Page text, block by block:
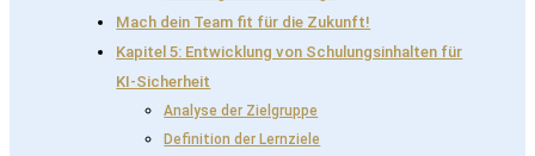
Mach dein Team fit für die Zukunft!
Kapitel 5: Entwicklung von Schulungsinhalten für
KI-Sicherheit
Analyse der Zielgruppe
Definition der Lernziele